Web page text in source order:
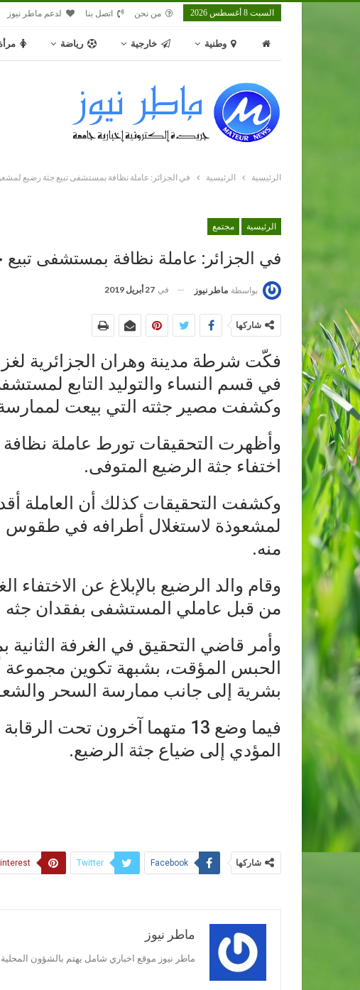
السبت 8 أغسطس 2026 من نحن اتصل بنا لدعم ماطر نيوز
وطنية خارجية رياضة
الرئيسية الرئيسية في الجزائر: عاملة نظافة بمستشفى تبيع جثة رضيع
الرئيسية مجتمع
في الجزائر: عاملة نظافة بمستشفى
بواسطة ماطر نيوز في 27 أبريل 2019
شاركها
فكّت شرطة مدينة وهران الجزائرية
في قسم النساء والتوليد التابع
وكشفت مصير جثته التي بيعت
وأظهرت التحقيقات تورط عاملة
اختفاء جثة الرضيع المتوفى.
وكشفت التحقيقات كذلك أن العاملة
لمشعوذة لاستغلال أطرافه في طقوس
منه.
وقام والد الرضيع بالإبلاغ عن الاختفاء
من قبل عاملي المستشفى بفقدان جثه
وأمر قاضي التحقيق في الغرفة
الحبس المؤقت، بشبهة تكوين مجموعة
بشرية إلى جانب ممارسة السحر
فيما وضع 13 متهما آخرون تحت
المؤدي إلى ضياع جثة الرضيع.
شاركها Facebook
Twitter
ماطر نيوز
ماطر نيوز موقع اخباري شامل يهتم بالشؤون المحلية